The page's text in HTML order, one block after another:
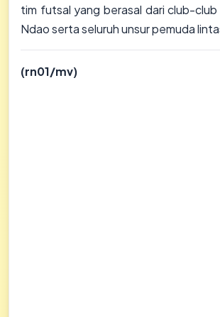
tim futsal yang berasal dari club-
Ndao serta seluruh unsur pemuda
(rn01/mv)